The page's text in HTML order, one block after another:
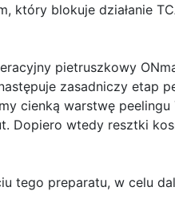
który blokuje działanie
pietruszkowy
zasadniczy etap
cienką warstwę
Dopiero wtedy resztki
tego preparatu, w celu